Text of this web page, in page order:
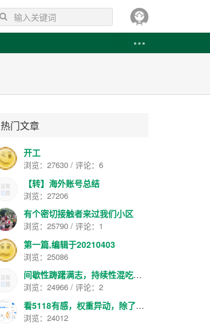
热门文章
开工
浏览：27630 / 评论：6
【转】海外账号总结
浏览：27206
有个密切接触者来过我们小区
浏览：25790 / 评论：1
第一篇,编辑于20210403
浏览：25086
间歇性踌躇满志，持续性混吃等死
浏览：24966 / 评论：2
看5118有感，权重异动，除了大站就是色流了
浏览：24012